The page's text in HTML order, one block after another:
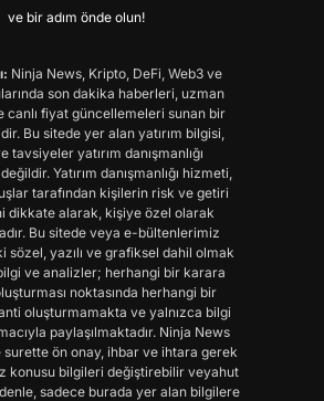
ve bir adım önde olun!
Ninja News, Kripto, DeFi, Web3 ve
son dakika haberleri, uzman
canlı fiyat güncellemeleri sunan bir
Bu sitede yer alan yatırım bilgisi,
tavsiyeler yatırım danışmanlığı
Yatırım danışmanlığı hizmeti,
tarafından kişilerin risk ve getiri
dikkate alarak, kişiye özel olarak
Bu sitede veya e-bültenlerimiz
sözel, yazılı ve grafiksel dahil olmak
ve analizler; herhangi bir karara
noktasında herhangi bir
oluşturmamakta ve yalnızca bilgi
paylaşılmaktadır. Ninja News
ön onay, ihbar ve ihtara gerek
konusu bilgileri değiştirebilir veyahut
sadece burada yer alan bilgilere